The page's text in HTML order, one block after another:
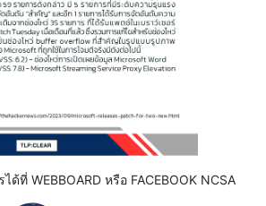
ที่ WEBBOARD หรือ FACEBOOK NCSA